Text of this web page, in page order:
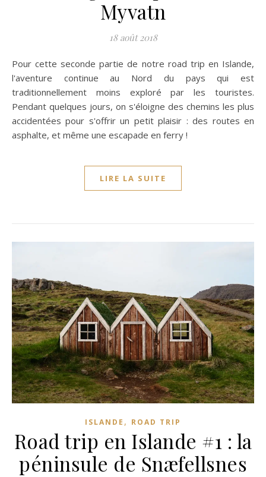
Myvatn
18 août 2018
Pour cette seconde partie de notre road trip en Islande,
l'aventure continue au Nord du pays qui est
traditionnellement moins exploré par les touristes.
Pendant quelques jours, on s'éloigne des chemins les plus
accidentées pour s'offrir un petit plaisir : des routes en
asphalte, et même une escapade en ferry !
LIRE LA SUITE
ISLANDE , ROAD TRIP
Road trip en Islande #1 : la
péninsule de Snæfellsnes